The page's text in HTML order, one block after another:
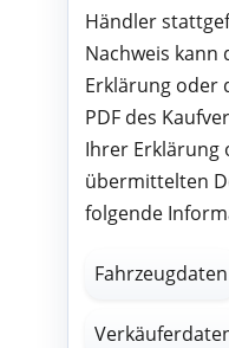
Händler
Nachweis
Erklärung oder
PDF des
Ihrer Erklärung
übermittelten
folgende
Fahrzeugdaten